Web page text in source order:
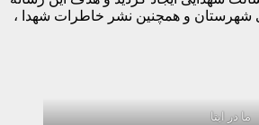
شهرستان و همچنین نشر خاطرات شهدا ،
ما در ایتا